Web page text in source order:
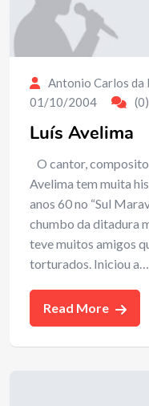
Antonio Carlos da
01/10/2004
(0)
Luís Avelima
O cantor,
Avelima tem muita
anos 60 no “Sul
chumbo da ditadura
teve muitos amigos
torturados. Iniciou a…
Read More